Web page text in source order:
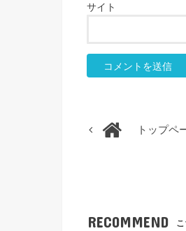
サイト
トップペ
RECOMMEND